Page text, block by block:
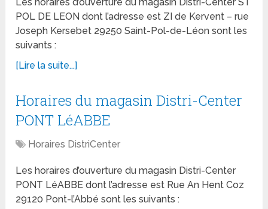
POL DE LEON dont l’adresse est ZI de Kervent – rue
Joseph Kersebet 29250 Saint-Pol-de-Léon sont les
suivants :
[Lire la suite...]
Horaires du magasin Distri-Center
PONT LéABBE
Horaires DistriCenter
Les horaires d’ouverture du magasin Distri-Center
PONT LéABBE dont l’adresse est Rue An Hent Coz
29120 Pont-l’Abbé sont les suivants :